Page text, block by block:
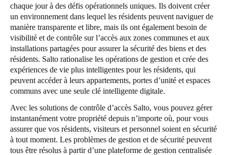
Switzerland Français
Germany
Deutsch
Switzerland
DeutschFrançaisItaliano
United Kingdom
English
chaque jour à des défis opérationnels uniques. Ils doivent créer
un environnement dans lequel les résidents peuvent naviguer de
manière transparente et libre, mais ils ont également besoin de
visibilité et de contrôle sur l’accès aux zones communes et aux
installations partagées pour assurer la sécurité des biens et des
résidents. Salto rationalise les opérations de gestion et crée des
expériences de vie plus intelligentes pour les résidents, qui
peuvent accéder à leurs appartements, portes d’unité et espaces
communs avec une seule clé intelligente digitale.
Avec les solutions de contrôle d’accès Salto, vous pouvez gérer
instantanément votre propriété depuis n’importe où, pour vous
assurer que vos résidents, visiteurs et personnel soient en sécurité
à tout moment. Les problèmes de gestion et de sécurité peuvent
tous être résolus à partir d’une plateforme de gestion centralisée